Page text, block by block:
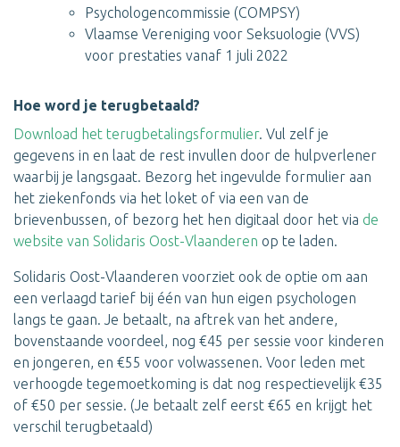
Psychologencommissie (COMPSY)
Vlaamse Vereniging voor Seksuologie (VVS)
voor prestaties vanaf 1 juli 2022
Hoe word je terugbetaald?
Download het terugbetalingsformulier. Vul zelf je
gegevens in en laat de rest invullen door de hulpverlener
waarbij je langsgaat. Bezorg het ingevulde formulier aan
het ziekenfonds via het loket of via een van de
brievenbussen, of bezorg het hen digitaal door het via de
website van Solidaris Oost-Vlaanderen op te laden.
Solidaris Oost-Vlaanderen voorziet ook de optie om aan
een verlaagd tarief bij één van hun eigen psychologen
langs te gaan. Je betaalt, na aftrek van het andere,
bovenstaande voordeel, nog €45 per sessie voor kinderen
en jongeren, en €55 voor volwassenen. Voor leden met
verhoogde tegemoetkoming is dat nog respectievelijk €35
of €50 per sessie. (Je betaalt zelf eerst €65 en krijgt het
verschil terugbetaald)